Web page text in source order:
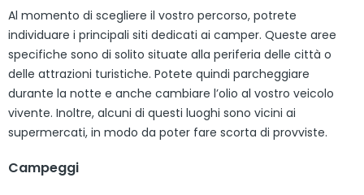
Al momento di scegliere il vostro percorso, potrete
individuare i principali siti dedicati ai camper. Queste aree
specifiche sono di solito situate alla periferia delle città o
delle attrazioni turistiche. Potete quindi parcheggiare
durante la notte e anche cambiare l’olio al vostro veicolo
vivente. Inoltre, alcuni di questi luoghi sono vicini ai
supermercati, in modo da poter fare scorta di provviste.
Campeggi